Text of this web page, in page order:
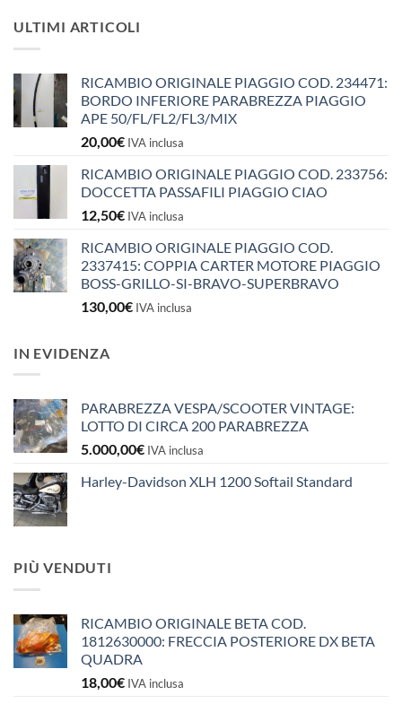
ULTIMI ARTICOLI
RICAMBIO ORIGINALE PIAGGIO COD. 234471:
BORDO INFERIORE PARABREZZA PIAGGIO
APE 50/FL/FL2/FL3/MIX
20,00€ IVA inclusa
RICAMBIO ORIGINALE PIAGGIO COD. 233756:
DOCCETTA PASSAFILI PIAGGIO CIAO
12,50€ IVA inclusa
RICAMBIO ORIGINALE PIAGGIO COD.
2337415: COPPIA CARTER MOTORE PIAGGIO
BOSS-GRILLO-SI-BRAVO-SUPERBRAVO
130,00€ IVA inclusa
IN EVIDENZA
PARABREZZA VESPA/SCOOTER VINTAGE:
LOTTO DI CIRCA 200 PARABREZZA
5.000,00€ IVA inclusa
Harley-Davidson XLH 1200 Softail Standard
PIÙ VENDUTI
RICAMBIO ORIGINALE BETA COD.
1812630000: FRECCIA POSTERIORE DX BETA
QUADRA
18,00€ IVA inclusa